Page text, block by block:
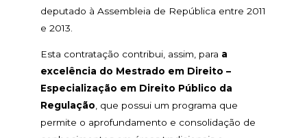
deputado à Assembleia de República entre 2011
e 2013.
Esta contratação contribui, assim, para a
excelência do Mestrado em Direito –
Especialização em Direito Público da
Regulação, que possui um programa que
permite o aprofundamento e consolidação de